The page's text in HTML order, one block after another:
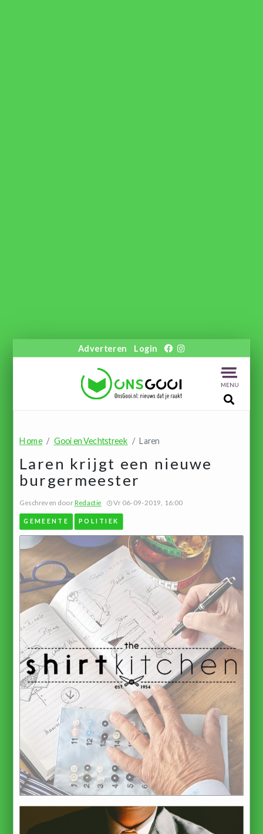
Adverteren Login
MENU
Home Gooi en Vechtstreek Laren
Laren krijgt een nieuwe
burgermeester
Geschreven doorRedactie Vr 06-09-2019, 16:00
GEMEENTE POLITIEK